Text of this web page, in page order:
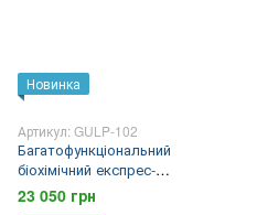
Новинка
Артикул: GULP-102
Багатофункціональний
біохімічний експрес-
аналізатор GULP-102 Lysun
23 050 грн